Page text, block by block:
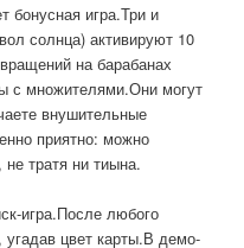
бонусная игра.Три и
солнца) активируют 10
на барабанах
с множителями.Они могут
внушительные
приятно: можно
не тратя ни тиына.
игра.После любого
цвет карты.В демо-